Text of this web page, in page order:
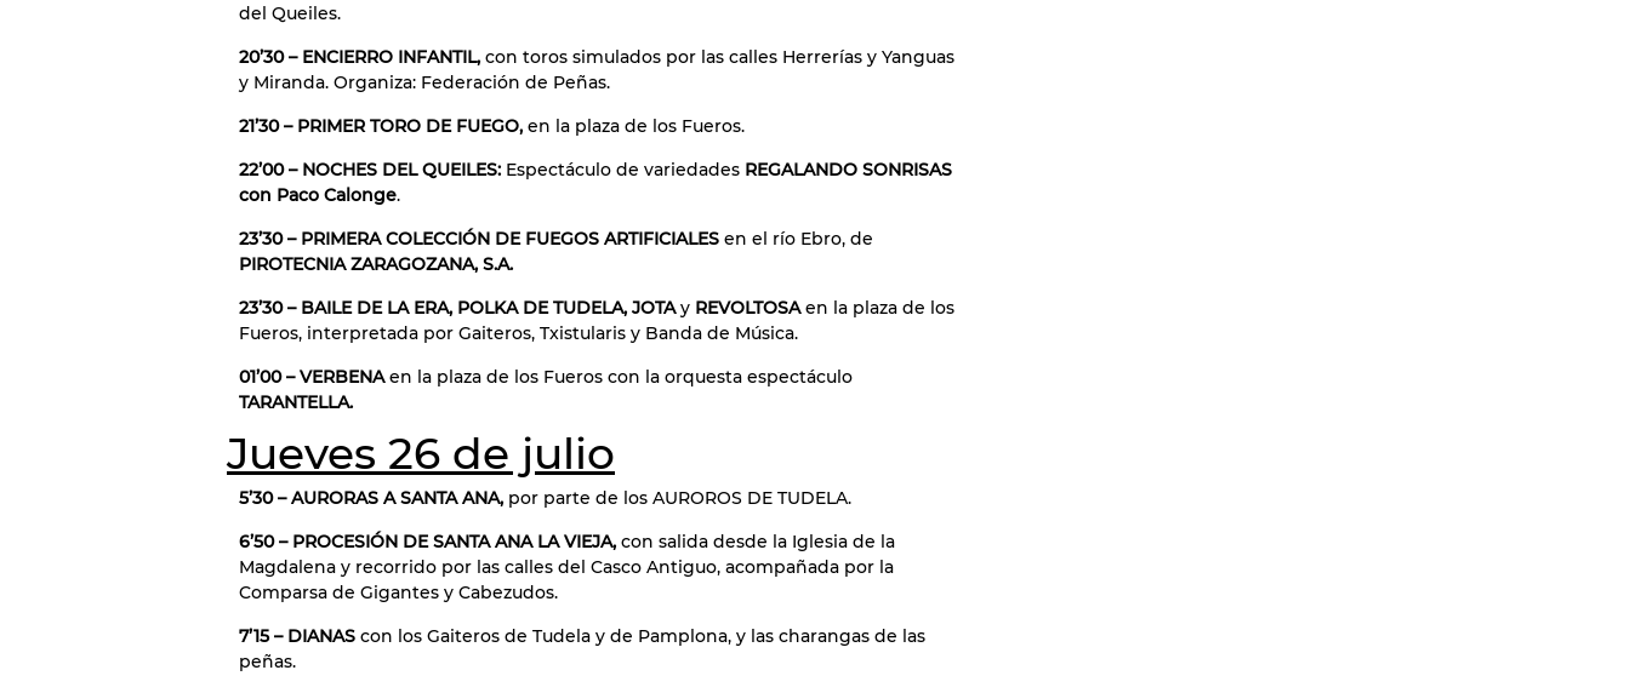
del Queiles.
20’30 – ENCIERRO INFANTIL, con toros simulados por las calles Herrerías y Yanguas
y Miranda. Organiza: Federación de Peñas.
21’30 – PRIMER TORO DE FUEGO, en la plaza de los Fueros.
22’00 – NOCHES DEL QUEILES: Espectáculo de variedades REGALANDO SONRISAS
con Paco Calonge.
23’30 – PRIMERA COLECCIÓN DE FUEGOS ARTIFICIALES en el río Ebro, de
PIROTECNIA ZARAGOZANA, S.A.
23’30 – BAILE DE LA ERA, POLKA DE TUDELA, JOTAy REVOLTOSAen la plaza de los
Fueros, interpretada por Gaiteros, Txistularis y Banda de Música.
01’00 – VERBENAen la plaza de los Fueros con la orquesta espectáculo
TARANTELLA.
Jueves 26 de julio
5’30 – AURORAS A SANTA ANA, por parte de los AUROROS DE TUDELA.
6’50 – PROCESIÓN DE SANTA ANA LA VIEJA, con salida desde la Iglesia de la
Magdalena y recorrido por las calles del Casco Antiguo, acompañada por la
Comparsa de Gigantes y Cabezudos.
7’15 – DIANAS con los Gaiteros de Tudela y de Pamplona, y las charangas de las
peñas.